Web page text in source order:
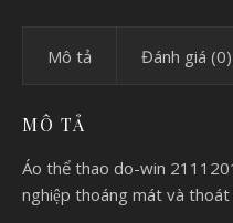
Mô tả Đánh giá (0)
MÔ TẢ
Áo thể thao do-win
nghiệp thoáng mát và